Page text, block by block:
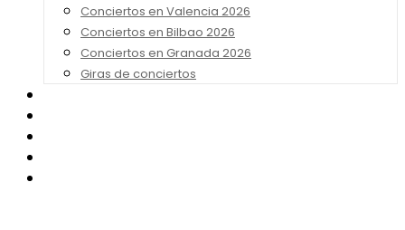
Conciertos en Valencia 2026
Conciertos en Bilbao 2026
Conciertos en Granada 2026
Giras de conciertos